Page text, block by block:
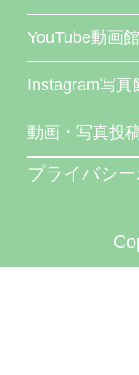
YouTube動画館
Instagram写真
動画・写真投
プライバシ